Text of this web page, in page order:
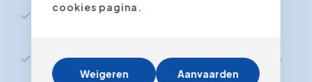
Meer interactie te krijgen en je publiek
De kracht van online werkvormen die zorgen
als bindmiddel voor je presentatie
cookies pagina.
Weigeren Aanvaarden